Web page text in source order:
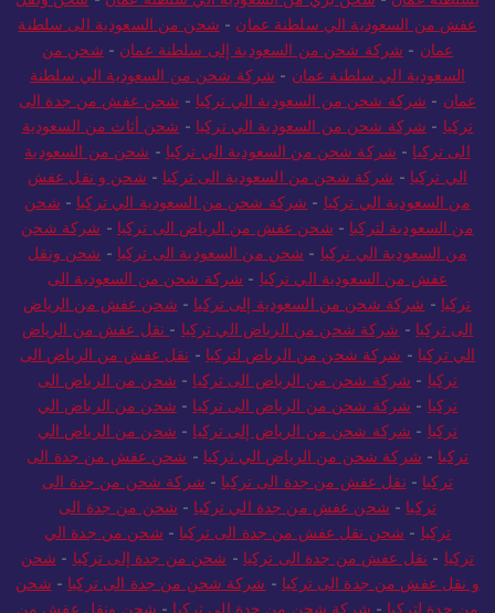
عفش من السعودية الي سلطنة عمان - شحن من السعودية الى سلطنة
عمان - شركة شحن من السعودية إلى سلطنة عمان - شحن من
السعودية الي سلطنة عمان - شركة شحن من السعودية الي سلطنة
عمان - شركة شحن من السعودية الي تركيا - شحن عفش من جدة الى
تركيا - شركة شحن من السعودية الي تركيا - شحن أثاث من السعودية
الى تركيا - شركة شحن من السعودية الي تركيا - شحن من السعودية
الي تركيا - شركة شحن من السعودية الى تركيا - شحن و نقل عفش
من السعودية الي تركيا - شركة شحن من السعودية الي تركيا - شحن
من السعودية لتركيا - شحن عفش من الرياض الى تركيا - شركة شحن
من السعودية الي تركيا - شحن من السعودية الى تركيا - شحن ونقل
عفش من السعودية الي تركيا - شركة شحن من السعودية الى
تركيا - شركة شحن من السعودية إلى تركيا - شحن عفش من الرياض
الى تركيا - شركة شحن من الرياض الي تركيا - نقل عفش من الرياض
الي تركيا - شركة شحن من الرياض لتركيا - نقل عفش من الرياض الى
تركيا - شركة شحن من الرياض الى تركيا - شحن من الرياض الى
تركيا - شركة شحن من الرياض الى تركيا - شحن من الرياض الي
تركيا - شركة شحن من الرياض إلى تركيا - شحن من الرياض الي
تركيا - شركة شحن من الرياض الي تركيا - شحن عفش من جدة الى
تركيا - نقل عفش من جدة الى تركيا - شركة شحن من جدة الى
تركيا - شحن عفش من جدة الي تركيا - شحن من جدة الى
تركيا - شحن نقل عفش من جدة الى تركيا - شحن من جدة الي
تركيا - نقل عفش من جدة الى تركيا - شحن من جدة إلى تركيا - شحن
و نقل عفش من جدة الى تركيا - شركة شحن من جدة الى تركيا - شحن
من جدة لتركيا - شركة شحن من جدة الي تركيا - شحن ونقل عفش من